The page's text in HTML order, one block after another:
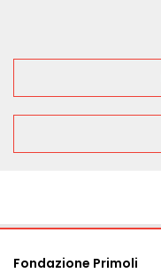
Fondazione Primoli